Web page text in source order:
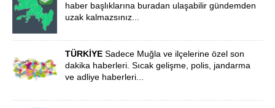
haber başlıklarına buradan ulaşabilir gündemden
uzak kalmazsınız...
TÜRKİYESadece Muğla ve ilçelerine özel son
dakika haberleri. Sıcak gelişme, polis, jandarma
ve adliye haberleri...